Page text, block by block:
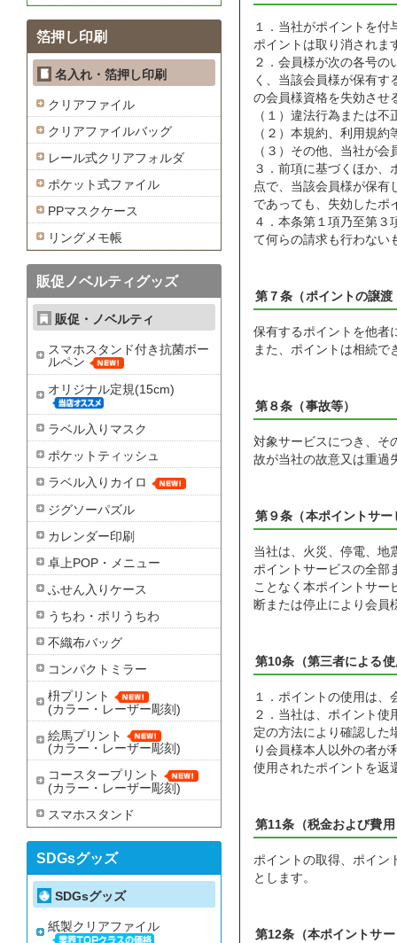
１．当社がポイントを
ポイントは取り消されま
２．会員様が次の各号
く、当該会員様が保有
の会員様資格を失効させ
（１）違法行為または
（２）本規約、利用規
（３）その他、当社が
３．前項に基づくほか
点で、当該会員様が保有
であっても、失効したポ
４．本条第１項乃至第
て何らの請求も行わない
第７条（ポイントの譲
保有するポイントを他者
また、ポイントは相続で
第８条（事故等）
対象サービスにつき、そ
故が当社の故意又は重過
第９条（本ポイントサ
当社は、火災、停電、地
ポイントサービスの全部
ことなく本ポイントサー
断または停止により会員
第10条（第三者による
１．ポイントの使用は
２．当社は、ポイント
定の方法により確認した
り会員様本人以外の者
使用されたポイントを返
第11条（税金および費
ポイントの取得、ポイン
とします。
第12条（本ポイントサ
箔押し印刷
名入れ・箔押し印刷
クリアファイル
クリアファイルバッグ
レール式クリアフォルダ
ポケット式ファイル
PPマスクケース
リングメモ帳
販促ノベルティグッズ
販促・ノベルティ
スマホスタンド付き抗菌ボー
ルペン
オリジナル定規(15cm)
ラベル入りマスク
ポケットティッシュ
ラベル入りカイロ
ジグソーパズル
カレンダー印刷
卓上POP・メニュー
ふせん入りケース
うちわ・ポリうちわ
不織布バッグ
コンパクトミラー
枡プリント
(カラー・レーザー彫刻)
絵馬プリント
(カラー・レーザー彫刻)
コースタープリント
(カラー・レーザー彫刻)
スマホスタンド
SDGsグッズ
SDGsグッズ
紙製クリアファイル